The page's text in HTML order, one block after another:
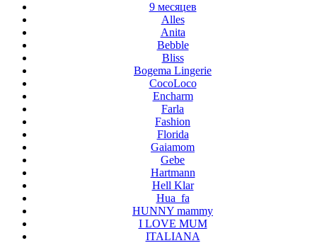
9 месяцев
Alles
Anita
Bebble
Bliss
Bogema Lingerie
CocoLoco
Encharm
Farla
Fashion
Florida
Gaiamom
Gebe
Hartmann
Hell Klar
Hua_fa
HUNNY mammy
I LOVE MUM
ITALIANA